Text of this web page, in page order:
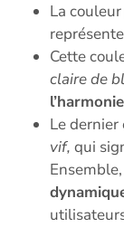
La
représente
Cette
claire de
Le
vif, qui